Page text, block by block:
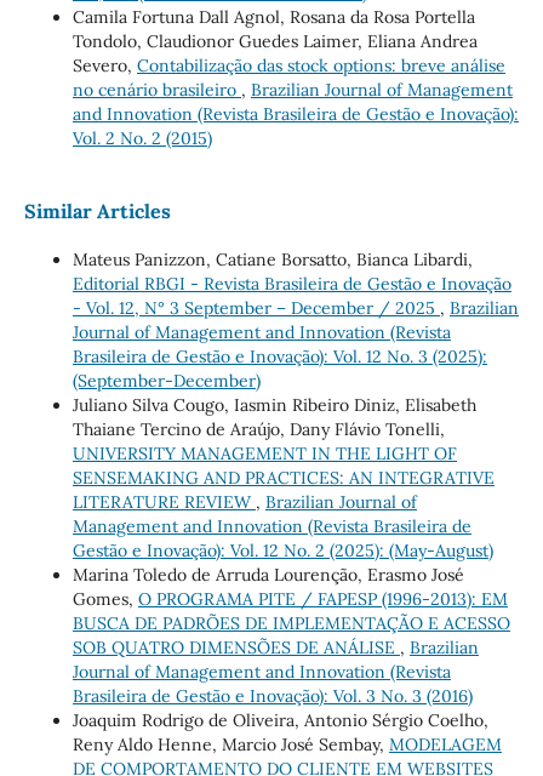
Camila Fortuna Dall Agnol, Rosana da Rosa Portella
Tondolo, Claudionor Guedes Laimer, Eliana Andrea
Severo, Contabilização das stock options: breve análise
no cenário brasileiro , Brazilian Journal of Management
and Innovation (Revista Brasileira de Gestão e Inovação):
Vol. 2 No. 2 (2015)
Similar Articles
Mateus Panizzon, Catiane Borsatto, Bianca Libardi,
Editorial RBGI - Revista Brasileira de Gestão e Inovação
- Vol. 12, N° 3 September – December / 2025 , Brazilian
Journal of Management and Innovation (Revista
Brasileira de Gestão e Inovação): Vol. 12 No. 3 (2025):
(September-December)
Juliano Silva Cougo, Iasmin Ribeiro Diniz, Elisabeth
Thaiane Tercino de Araújo, Dany Flávio Tonelli,
UNIVERSITY MANAGEMENT IN THE LIGHT OF
SENSEMAKING AND PRACTICES: AN INTEGRATIVE
LITERATURE REVIEW , Brazilian Journal of
Management and Innovation (Revista Brasileira de
Gestão e Inovação): Vol. 12 No. 2 (2025): (May-August)
Marina Toledo de Arruda Lourenção, Erasmo José
Gomes, O PROGRAMA PITE / FAPESP (1996-2013): EM
BUSCA DE PADRÕES DE IMPLEMENTAÇÃO E ACESSO
SOB QUATRO DIMENSÕES DE ANÁLISE , Brazilian
Journal of Management and Innovation (Revista
Brasileira de Gestão e Inovação): Vol. 3 No. 3 (2016)
Joaquim Rodrigo de Oliveira, Antonio Sérgio Coelho,
Reny Aldo Henne, Marcio José Sembay, MODELAGEM
DE COMPORTAMENTO DO CLIENTE EM WEBSITES